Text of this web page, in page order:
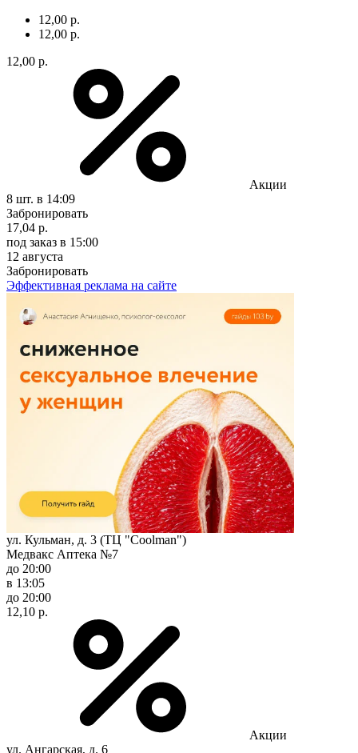
12,00 р.
12,00 р.
12,00 р.
Акции
8 шт. в 14:09
Забронировать
17,04 р.
под заказ в 15:00
12 августа
Забронировать
Эффективная реклама на сайте
ул. Кульман, д. 3 (ТЦ "Coolman")
Медвакс Аптека №7
до 20:00
в 13:05
до 20:00
12,10 р.
Акции
ул. Ангарская, д. 6